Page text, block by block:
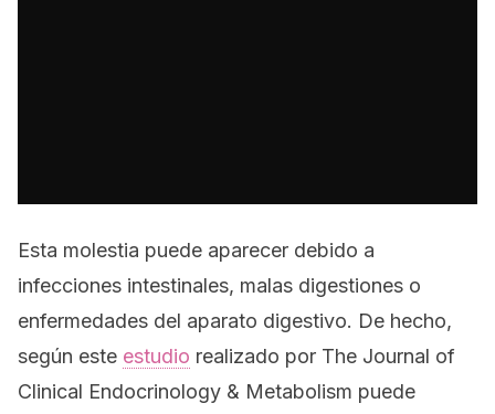
Esta molestia puede aparecer debido a
infecciones intestinales, malas digestiones o
enfermedades del aparato digestivo. De hecho,
según este estudio realizado por The Journal of
Clinical Endocrinology & Metabolism puede